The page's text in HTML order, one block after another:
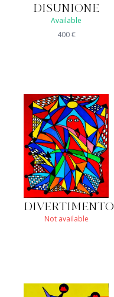
DISUNIONE
Available
400€
DIVERTIMENTO
Not available